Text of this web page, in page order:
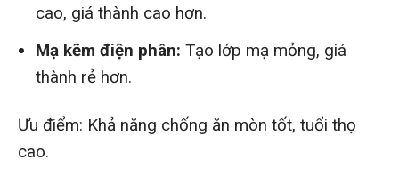
cao, giá thành cao hơn.
Mạ kẽm điện phân: Tạo lớp mạ mỏng, giá
thành rẻ hơn.
Ưu điểm: Khả năng chống ăn mòn tốt, tuổi thọ
cao.